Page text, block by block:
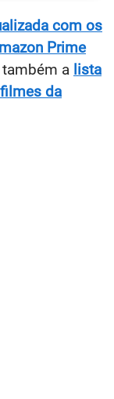
com os
Prime
a lista
da